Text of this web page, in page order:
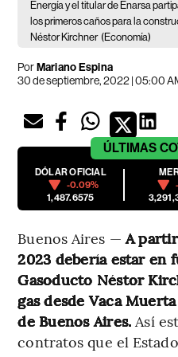
Energía y el titular de Enarsa
los primeros caños para la
Néstor Kirchner (Economía)
PorMariano Espina
30 de septiembre, 2022 | 05:00
ÚLTIMAS
DÓLAR OFICIAL
-0.09%
1,487.6575
Buenos Aires —A
2023 debería estar en
Gasoducto Néstor
gas desde Vaca
de Buenos Aires. Así
contratos que el